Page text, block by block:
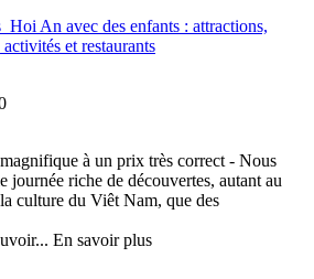
Hoi An avec des enfants : attractions,
et restaurants
à un prix très correct - Nous
journée riche de découvertes, autant au
culture du Viêt Nam, que des
... En savoir plus